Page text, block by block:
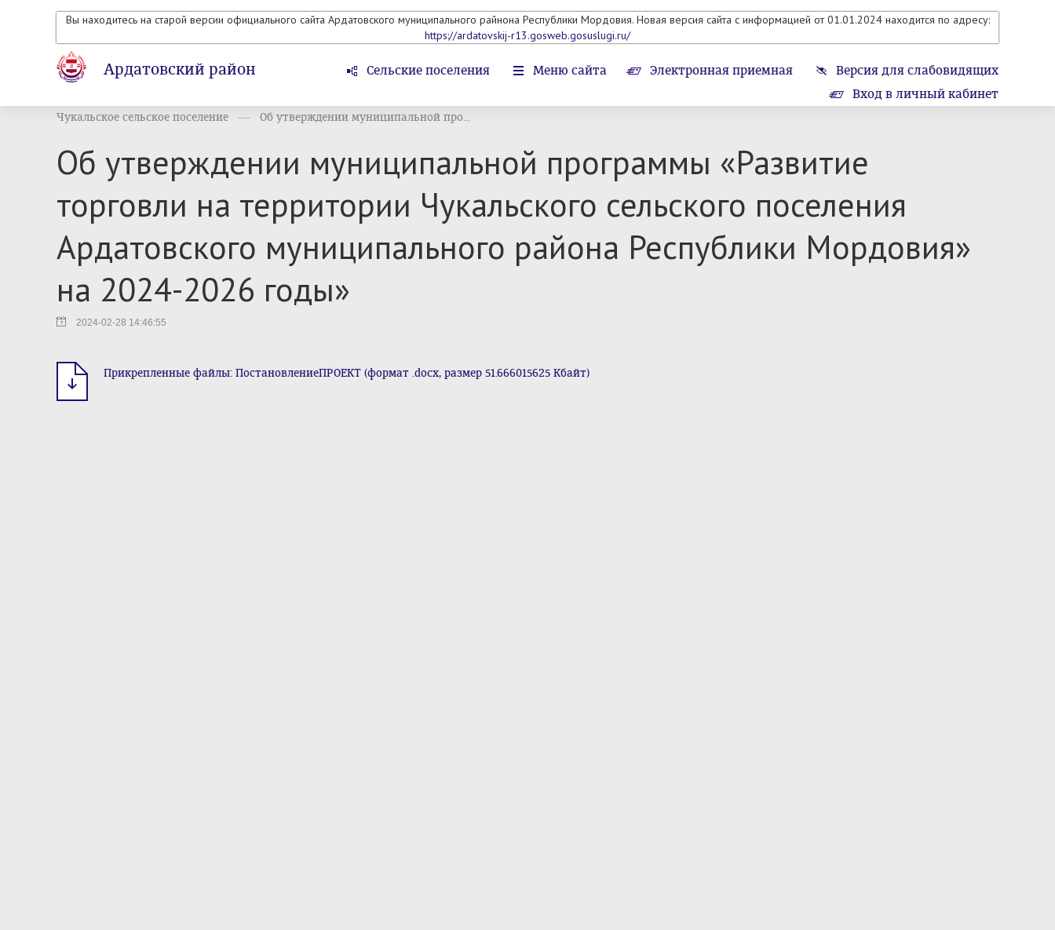
Вы находитесь на старой версии официального сайта Ардатовского муниципального райнона Республики Мордовия. Новая версия сайта с информацией от 01.01.2024 находится по адресу:
https://ardatovskij-r13.gosweb.gosuslugi.ru/
Ардатовский район Сельские поселения Меню сайта Электронная приемная
Версия для слабовидящих
Вход в личный кабинет
Чукальское сельское поселение Об утверждении муниципальной про...
Об утверждении муниципальной программы «Развитие
торговли на территории Чукальского сельского поселения
Ардатовского муниципального района Республики Мордовия»
на 2024-2026 годы»
2024-02-28 14:46:55
Прикрепленные файлы: ПостановлениеПРОЕКТ (формат .docx, размер 51.666015625 Кбайт)